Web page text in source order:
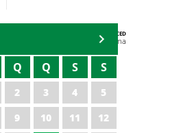
AGENDA DA CODED/CED
Vagna Lima
Q Q S S
2 3 4
5
9 10 11
12